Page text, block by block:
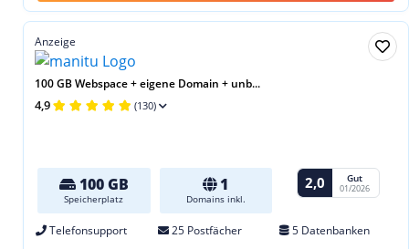
Anzeige
100 GB Webspace + eigene Domain + unb...
4,9 (130)
100 GB
Speicherplatz
1
Domains inkl.
2,0 Gut
01/2026
Telefonsupport 25 Postfächer
5 Datenbanken